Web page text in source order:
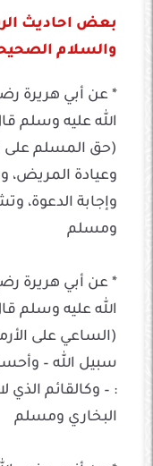
بعض احاديث
والسلام
* عن أبي هريرة
الله عليه وسلم
(حق المسلم
وعيادة المريض،
وإجابة الدعوة،
ومسلم
* عن أبي هريرة
الله عليه وسلم
(الساعي على
سبيل الله –
: – وكالقائم الذي
البخاري ومسلم